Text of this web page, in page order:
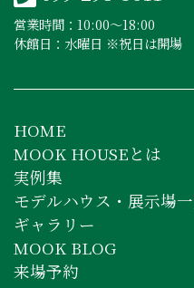
営業時間：10:00〜18:00
休館日：水曜日 ※祝日は開場
HOME
MOOK HOUSEとは
実例集
モデルハウス・展示場
ギャラリー
MOOK BLOG
来場予約